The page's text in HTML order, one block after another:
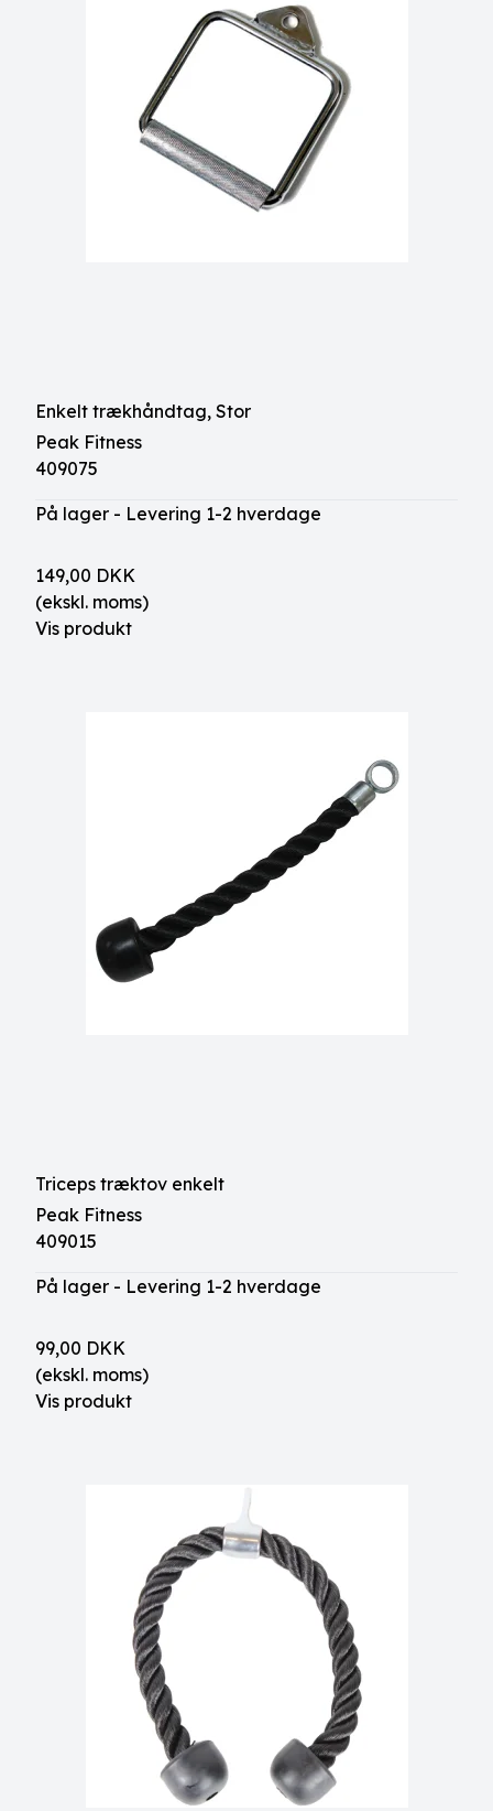
Enkelt trækhåndtag, Stor
Peak Fitness
409075
På lager - Levering 1-2 hverdage
149,00 DKK
(ekskl. moms)
Vis produkt
Triceps træktov enkelt
Peak Fitness
409015
På lager - Levering 1-2 hverdage
99,00 DKK
(ekskl. moms)
Vis produkt